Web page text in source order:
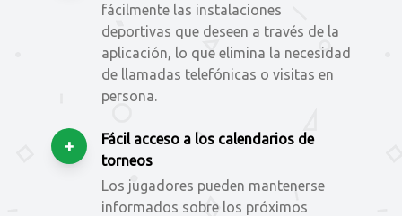
fácilmente las instalaciones
deportivas que deseen a través de la
aplicación, lo que elimina la necesidad
de llamadas telefónicas o visitas en
persona.
+
Fácil acceso a los calendarios de
torneos
Los jugadores pueden mantenerse
informados sobre los próximos